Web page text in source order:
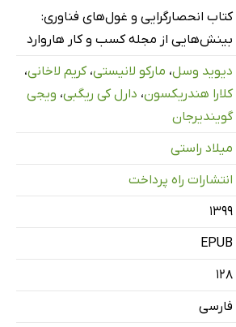
سلطه بر جهان رقابت کرد؟
از شرکت‌های فناوری اجازه دهیم بر
باشند
ایالات ‌متحده در آینده باید چگونه
برای شرکت‌های فناوری ایالات
برنامه‌های سایر خرده‌فروشان را از
کتاب انحصارگرایی و غول‌های فناوری:
بینش‌هایی از مجله کسب و کار هاروارد
دیوید وسل، مارکو لانیستی،کریم لاخانی،
کلارا هندریکسون، دارل کی ریگبی، ویجی
گویندیرجان
میلاد راستی
انتشارات راه پرداخت
۱۳۹۹
EPUB
128
فارسی